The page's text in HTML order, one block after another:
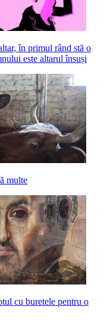
în primul rând stă o
este altarul însuși
multe
cu buretele pentru o